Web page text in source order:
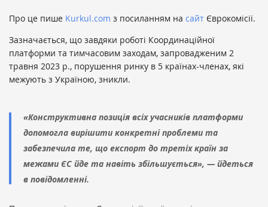
Про це пише Kurkul.com з посиланням на сайт Єврокомісії.
Зазначається, що завдяки роботі Координаційної
платформи та тимчасовим заходам, запровадженим 2
травня 2023 р., порушення ринку в 5 країнах-членах, які
межують з Україною, зникли.
«Конструктивна позиція всіх учасників платформи
допомогла вирішити конкретні проблеми та
забезпечила те, що експорт до третіх країн за
межами ЄС йде та навіть збільшується», — йдеться
в повідомленні.